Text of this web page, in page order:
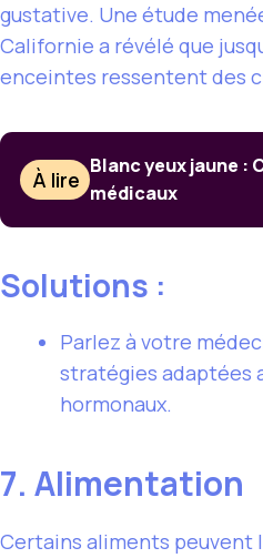
gustative. Une étude
Californie a révélé que
enceintes ressentent des
À lire
Blanc yeux jaune :
médicaux
Solutions :
Parlez à votre
stratégies adaptées
hormonaux.
7. Alimentation
Certains aliments peuvent